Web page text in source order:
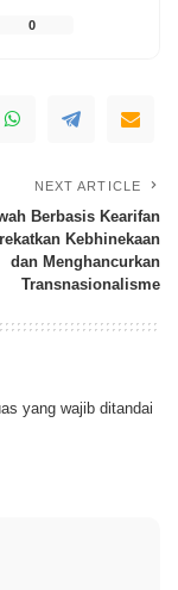
0
NEXT ARTICLE
Berbasis Kearifan
Kebhinekaan
dan Menghancurkan
Transnasionalisme
yang wajib ditandai